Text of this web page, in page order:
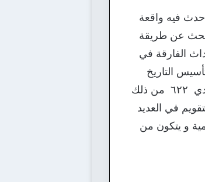
فيه واقعة
عن طريقة
الفارقة في
التاريخ
الهجري بداية من وقت هجرة الرسول صل الله عليه وسلم لتكن اول سنة هجرية هي التي تقابل العام الميلادي ٦٢٢ من ذلك
في العديد
و يتكون من